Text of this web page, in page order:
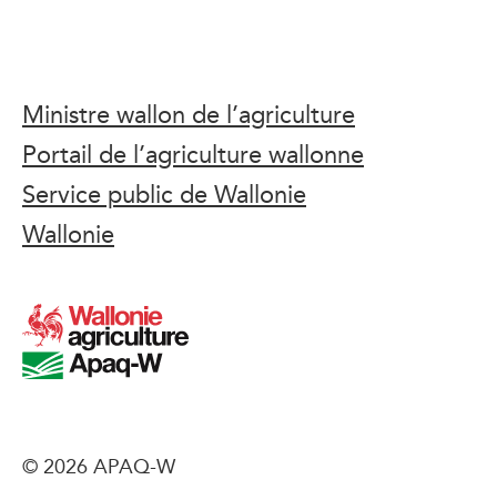
Ministre wallon de l’agriculture
Portail de l’agriculture wallonne
Service public de Wallonie
Wallonie
© 2026 APAQ-W